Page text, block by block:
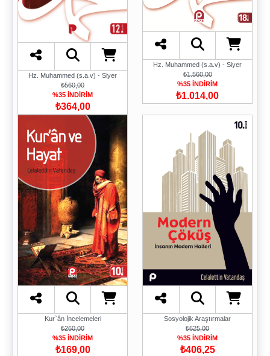
Hz. Muhammed (s.a.v) - Siyer
₺560,00
%35 İNDİRİM
₺364,00
Hz. Muhammed (s.a.v) - Siyer
₺1.560,00
%35 İNDİRİM
₺1.014,00
Kur`ân İncelemeleri
₺260,00
%35 İNDİRİM
₺169,00
Sosyolojik Araştırmalar
₺625,00
%35 İNDİRİM
₺406,25